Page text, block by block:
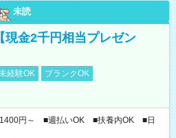
未読
現金2千円相当プレゼン
経験OK
ブランクOK
1400円～ ■週払いOK ■扶養内OK ■日